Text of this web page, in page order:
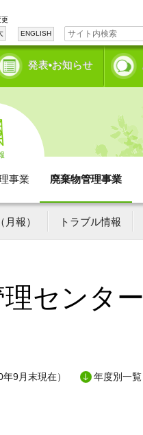
更
ENGLISH
発表•お知らせ
事業 廃棄物管理事業
報） トラブル情報
センタ
9月末現在） 年度別一覧